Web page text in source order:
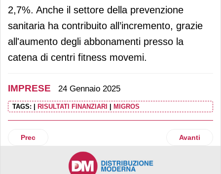
2,7%. Anche il settore della prevenzione
sanitaria ha contribuito all’incremento, grazie
all'aumento degli abbonamenti presso la
catena di centri fitness movemi.
IMPRESE 24 Gennaio 2025
TAGS: RISULTATI FINANZIARI MIGROS
Articolo precedente: Manuzzi punta sull’automazione. Lo
Prec Articolo
Avanti